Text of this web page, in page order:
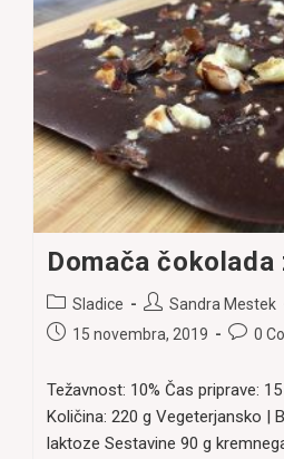
Domača čokolada
Post
category:
Sladice
Post
author:
Sandra Mestek
Post15 novembra, 2019
Post0
Težavnost: 10% Čas priprave:
Količina: 220 g Vegeterjansko |
laktoze Sestavine 90 g